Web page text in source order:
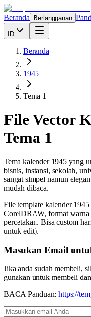
Beranda Berlangganan
ID
Beranda
1945
Tema 1
File Vector
Tema 1
Tema kalender 1945 yang
bisnis, instansi, sekolah,
sangat simpel namun
mudah dibaca.
File template kalender 1945
CorelDRAW, format warna
percetakan. Bisa custom
untuk edit).
Masukan Email
Jika anda sudah membeli,
gunakan untuk membeli
BACA Panduan: https://